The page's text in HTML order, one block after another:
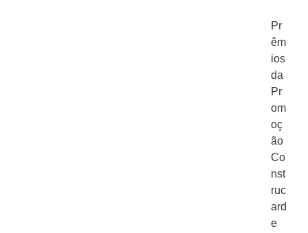
Pr
êm
ios
da
Pr
om
oç
ão
Co
nst
ruc
ard
e